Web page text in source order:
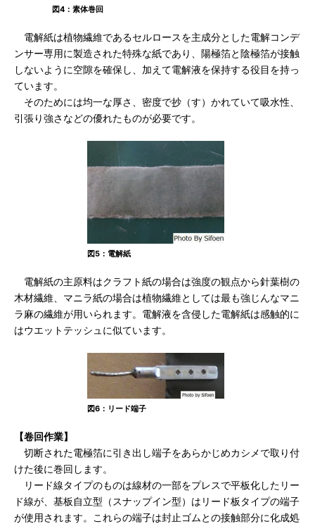
図4：素体巻回
電解紙は植物繊維であるセルロースを主成分とした電解コンデ
ンサー専用に製造された特殊な紙であり、陽極箔と陰極箔が接触
しないように空隙を確保し、加えて電解液を保持する役目を持っ
ています。
そのためには均一な厚さ、密度で抄（す）かれていて吸水性、
引張り強さなどの優れたものが必要です。
図5：電解紙
電解紙の主原料はクラフト紙の場合は強度の観点から針葉樹の
木材繊維、マニラ紙の場合は植物繊維としては最も強じんなマニ
ラ麻の繊維が用いられます。電解液を含侵した電解紙は感触的に
はウエットテッシュに似ています。
図6：リード端子
【卷回作業】
切断された電極箔に引き出し端子をあらかじめカシメで取り付
けた後に巻回します。
リード線タイプのものは線材の一部をプレスで平板化したリー
ド線が、基板自立型（スナップイン型）はリード板タイプの端子
が使用されます。これらの端子は封止ゴムとの接触部分に化成処